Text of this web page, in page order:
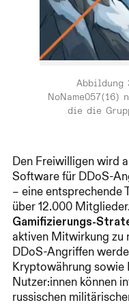
Abbildung
die die
Den Freiwilligen wird
Software für DDoS-
– eine entsprechende
über 12.000
Gamifizierungs-
aktiven Mitwirkung zu
DDoS-Angriffen
Kryptowährung
Nutzer:innen können
russischen